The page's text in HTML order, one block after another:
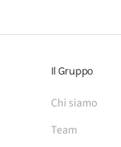
Il Gruppo
Chi siamo
Team